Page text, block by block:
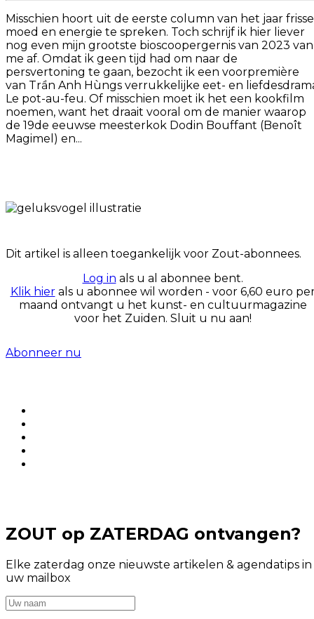
Misschien hoort uit de eerste column van het jaar frisse
moed en energie te spreken. Toch schrijf ik hier liever
nog even mijn grootste bioscoopergernis van 2023 van
me af. Omdat ik geen tijd had om naar de
persvertoning te gaan, bezocht ik een voorpremière
van Trần Anh Hùngs verrukkelijke eet- en
Le pot-au-feu. Of misschien moet ik het een kookfilm
noemen, want het draait vooral om de manier waarop
de 19de eeuwse meesterkok Dodin Bouffant (Benoît
Magimel) en...
Dit artikel is alleen toegankelijk voor Zout-abonnees.
Log in als u al abonnee bent.
Klik hierals u abonnee wil worden - voor 6,60 euro
maand ontvangt u het kunst- en cultuurmagazine
voor het Zuiden. Sluit u nu aan!
Abonneer nu
ZOUT op ZATERDAG ontvangen?
Elke zaterdag onze nieuwste artikelen & agendatips in
uw mailbox